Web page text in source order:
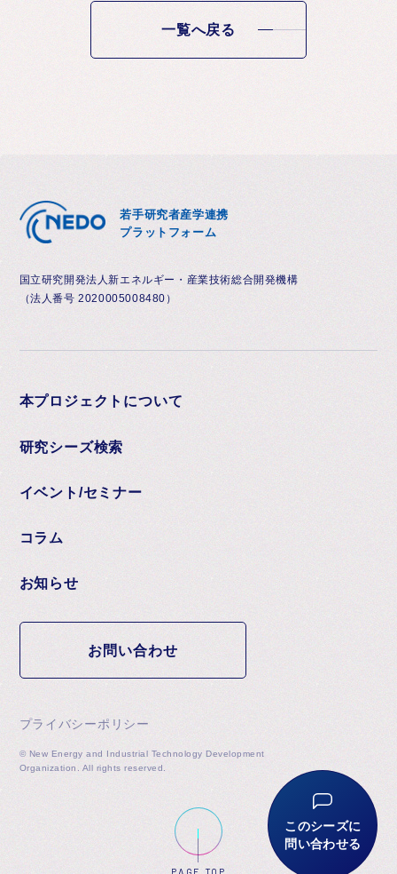
このシーズに
問い合わせる
一覧へ戻る
若手研究者産学連携
プラットフォーム
国立研究開発法人新エネルギー・産業技術総合開発機構
（法人番号 2020005008480）
本プロジェクトについて
研究シーズ検索
イベント/セミナー
コラム
お知らせ
お問い合わせ
プライバシーポリシー
© New Energy and Industrial Technology Development
Organization. All rights reserved.